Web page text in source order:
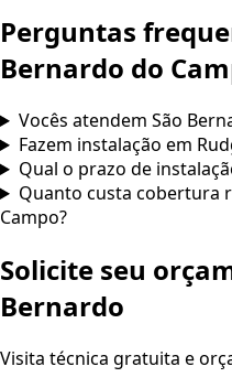
Perguntas
Bernardo do
Vocês atendem São
Fazem instalação em
Qual o prazo de
Quanto custa cobertura
Campo?
Solicite seu
Bernardo
Visita técnica gratuita e